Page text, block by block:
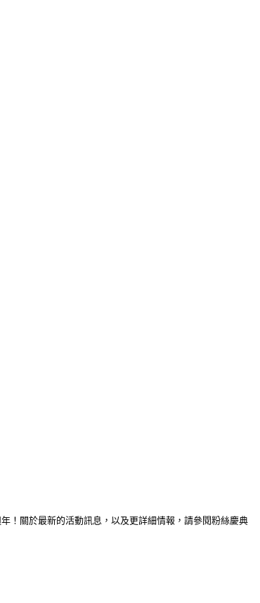
！關於最新的活動訊息，以及更詳細情報，請參閱粉絲慶典